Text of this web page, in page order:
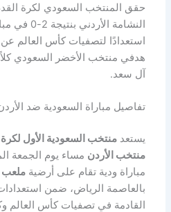
حقق المنتخب السعودي لكرة
النشامة
هدفي منتخب الأخضر السعودي
آل سعد.
تفاصيل مباراة السعودية ضد
يستعدمنتخب السعودية الأول لكرة
منتخب الأردن
مباراة ودية تقام على أرضيةملعب
بالعاصمة الرياض، ضمن
القادمة في تصفيات كأس العالم